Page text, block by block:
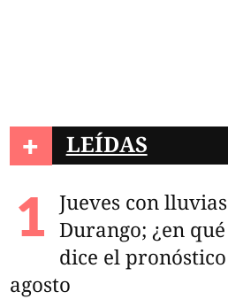
+ LEÍDAS
Jueves con
Durango; ¿en
dice el
agosto